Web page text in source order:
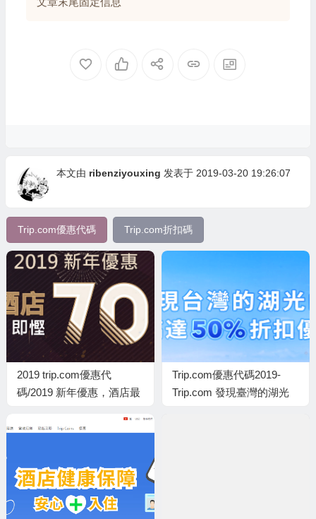
本文由 ribenziyouxing 发表于 2019-03-20 19:26:07
Trip.com優惠代碼 Trip.com折扣碼
2019 trip.com優惠代
碼/2019 新年優惠，酒店最
Trip.com優惠代碼2019-
Trip.com 發現臺灣的湖光